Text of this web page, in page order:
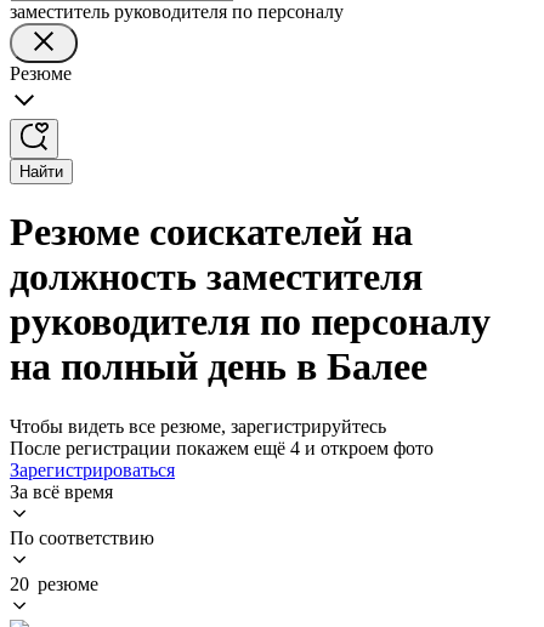
заместитель руководителя по персоналу
Резюме
Найти
Резюме соискателей на
должность заместителя
руководителя по персоналу
на полный день в Балее
Чтобы видеть все резюме, зарегистрируйтесь
После регистрации покажем ещё 4 и откроем фото
Зарегистрироваться
За всё время
По соответствию
20 резюме